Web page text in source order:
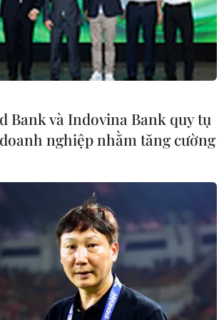
lở đất
Cai
Bão số 3 gây gió mạnh,
sóng cao trên vùng biển
phía Đông Nam
05/08/2026 14:55
rừng đặc
Đẩy nhanh tiến độ Nhà
máy điện rác ở Thanh Hóa
trước áp lực xử lý rác thải
05/08/2026 13:30
Bank và Indovina Bank quy tụ
nghiệp nhằm tăng cường